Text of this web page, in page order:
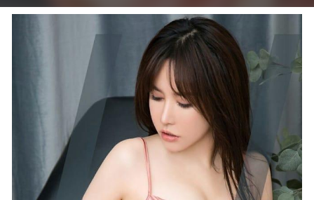
果咩酱w – NO.036 入夜[45P3V-392MB]
2022-09-27
[Xiuren秀人网]2023.11.29 NO.7738 杏子Yada[79+1P/689MB]
2024-03-30
[喵糖映画]VOL.401 水手服XUE妹 [30P/191MB]
2023-01-23
蠢沫沫 – NO.194 小熊猫[73P-692MB]
2022-07-19